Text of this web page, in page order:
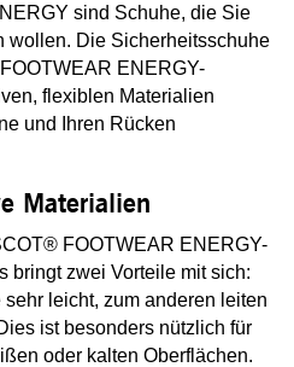
sind Schuhe, die Sie
wollen. Die Sicherheitsschuhe
ENERGY-
flexiblen Materialien
und Ihren Rücken
Materialien
FOOTWEAR ENERGY-
bringt zwei Vorteile mit sich:
leicht, zum anderen leiten
ist besonders nützlich für
oder kalten Oberflächen.